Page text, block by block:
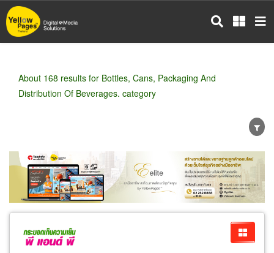
Skip
to
main
About 168 results for Bottles, Cans, Packaging And
Distribution Of Beverages. category
Wholesale Retail Manufacturer
Dealer
Exporter/Importer
Service Business